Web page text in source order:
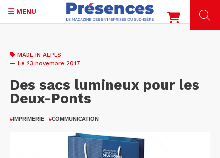
contenu
MENU
MADE IN ALPES
— Le 23 novembre 2017
Des sacs lumineux pour les
Deux-Ponts
#IMPRIMERIE #COMMUNICATION